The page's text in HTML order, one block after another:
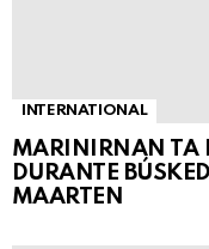
INTERNATIONAL
MARINIRNAN TA
DURANTE
MAARTEN